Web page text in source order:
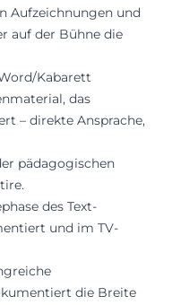
Aufzeichnungen und
auf der Bühne die
Kabarett
das
– direkte Ansprache,
pädagogischen
des Text-
und im TV-
die Breite